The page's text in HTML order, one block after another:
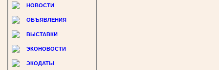
НОВОСТИ
ОБЪЯВЛЕНИЯ
ВЫСТАВКИ
ЭКОНОВОСТИ
ЭКОДАТЫ